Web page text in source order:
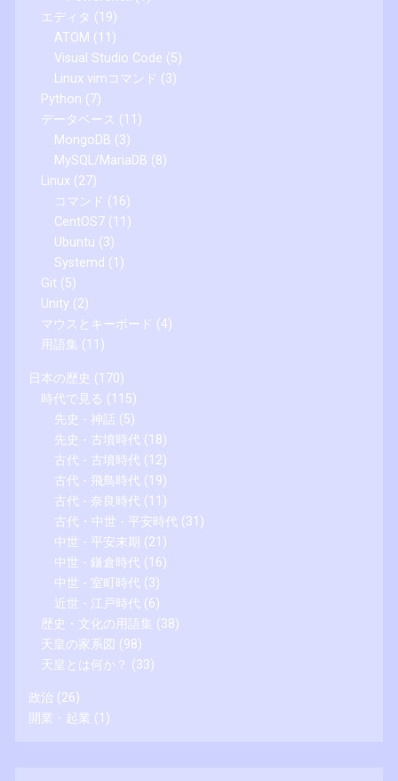
エディタ (19)
ATOM (11)
Visual Studio Code (5)
Linux vimコマンド (3)
Python (7)
データベース (11)
MongoDB (3)
MySQL/MariaDB (8)
Linux (27)
コマンド (16)
CentOS7(11)
Ubuntu (3)
Systemd (1)
Git (5)
Unity (2)
マウスとキーボード (4)
用語集 (11)
日本の歴史 (170)
時代で見る (115)
先史 - 神話 (5)
先史 - 古墳時代 (18)
古代 - 古墳時代 (12)
古代 - 飛鳥時代 (19)
古代 - 奈良時代 (11)
古代・中世 - 平安時代 (31)
中世 - 平安末期 (21)
中世 - 鎌倉時代 (16)
中世 - 室町時代 (3)
近世 - 江戸時代 (6)
歴史・文化の用語集 (38)
天皇の家系図 (98)
天皇とは何か？ (33)
政治 (26)
開業・起業 (1)